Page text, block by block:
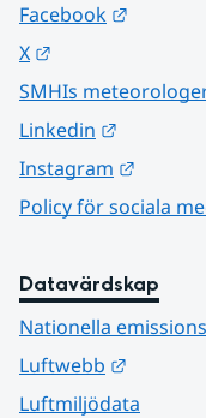
Facebook
X
SMHIs
Linkedin
Instagram
Policy för sociala
Datavärdskap
Nationella
Luftwebb
Luftmiljödata